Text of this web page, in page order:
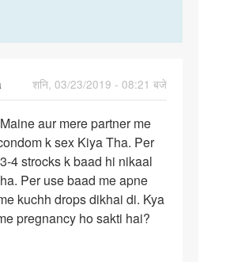
शनि, 03/23/2019 - 08:21 बजे
aur mere partner me
k sex Kiya Tha. Per
4 strocks k baad hi nikaal
Per use baad me apne
kuchh drops dikhai di. Kya
pregnancy ho sakti hai?